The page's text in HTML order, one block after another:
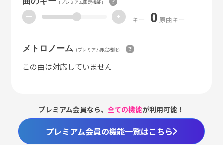
（プレミアム限定機能）
ー + キー 0 原曲キー
メトロノーム （プレミアム限定機能）
この曲は対応していません
プレミアム会員なら、全ての機能が利用可能！
プレミアム会員の機能一覧はこちら